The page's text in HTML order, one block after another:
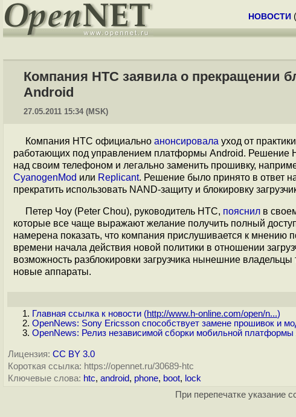
НОВОСТИ (
Компания HTC заявила о прекращении
Android
27.05.2011 15:34 (MSK)
Компания HTС официально анонсировала уход от
работающих под управлением платформы Android. Решение
над своим телефоном и легально заменить прошивку,
CyanogenMod или Replicant. Решение было принято в ответ
прекратить использовать NAND-защиту и блокировку
Петер Чоу (Peter Chou), руководитель HTC, пояснил в
которые все чаще выражают желание получить полный
намерена показать, что компания прислушивается к мнению
времени начала действия новой политики в отношении
возможность разблокировки загрузчика нынешние
новые аппараты.
Главная ссылка к новости (http://www.h-online.com/open/n...)
OpenNews: Sony Ericsson способствует замене прошивок и
OpenNews: Релиз независимой сборки мобильной платформы
Лицензия: CC BY 3.0
Короткая ссылка: https://opennet.ru/30689-htc
Ключевые слова: htc, android, phone, boot, lock
При перепечатке указание